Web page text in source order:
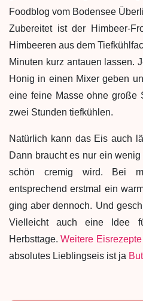
Zubereitet ist der Himbeer-
Himbeeren aus dem
Minuten kurz antauen lassen.
Honig in einen Mixer geben
eine feine Masse ohne große
zwei Stunden tiefkühlen.
Natürlich kann das Eis auch
Dann braucht es nur ein
schön cremig wird. Bei
entsprechend erstmal ein
ging aber dennoch. Und
Vielleicht auch eine Idee
Herbsttage.Weitere Eisrezepte
absolutes Lieblingseis ist ja